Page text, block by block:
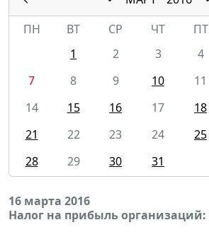
ПН
ВТ СР ЧТ ПТ
1
2 3 4
7
8 9 10 11
14
15 16 17 18
21
22 23 24 25
28
29 30 31
16 марта 2016
Налог на прибыль организаций: